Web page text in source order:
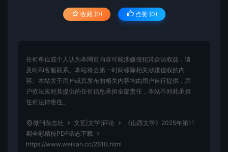
收藏 (0) 点赞 (0)
任何单位或个人认为本网页内容可能涉嫌侵犯其合法权益，请
及时和客服联系。本站将会第一时间移除相关涉嫌侵权的内
容。本站关于用户或其发布的相关内容均由用户自行提供，用
户依法应对其提供的任何信息承担全部责任，本站不对此承担
任何法律责任。
微刊杂志社 文艺|文学|评论
《山西文学》2025年第11
期全彩精校PDF杂志下载
https://www.weikan.cc/2810.html